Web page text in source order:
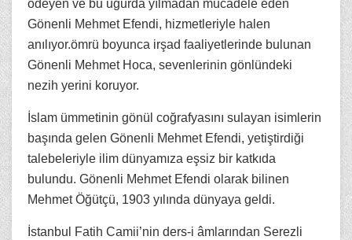
ödeyen ve bu uğurda yılmadan mücadele eden
Gönenli Mehmet Efendi, hizmetleriyle halen
anılıyor.ömrü boyunca irşad faaliyetlerinde bulunan
Gönenli Mehmet Hoca, sevenlerinin gönlündeki
nezih yerini koruyor.
İslam ümmetinin gönül coğrafyasını sulayan isimlerin
başında gelen Gönenli Mehmet Efendi, yetiştirdiği
talebeleriyle ilim dünyamıza eşsiz bir katkıda
bulundu. Gönenli Mehmet Efendi olarak bilinen
Mehmet Öğütçü, 1903 yılında dünyaya geldi.
İstanbul Fatih Camii’nin ders-i âmlarından Serezli